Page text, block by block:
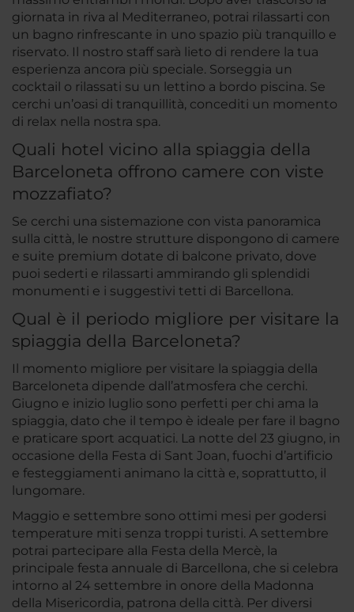
giornata in riva al Mediterraneo, potrai rilassarti con
un bagno rinfrescante in uno spazio più tranquillo e
riservato. Il nostro staff sarà lieto di rendere la tua
esperienza ancora più speciale. Sorseggia un
cocktail o rilassati su un lettino a bordo piscina. Se
cerchi un’oasi di tranquillità, concediti un momento
di relax nella nostra spa.
Quali hotel vicino alla spiaggia della
Barceloneta offrono camere con viste
mozzafiato?
Se cerchi una sistemazione con vista panoramica
sulla città, le nostre strutture dispongono di camere
e suite premium dotate di balcone privato, dove
puoi sederti e rilassarti ammirando gli splendidi
monumenti e i suggestivi tetti di Barcellona.
Qual è il periodo migliore per visitare la
spiaggia della Barceloneta?
Il momento migliore per visitare la spiaggia della
Barceloneta dipende dall’atmosfera che cerchi.
Giugno e inizio luglio sono perfetti per chi ama la
spiaggia, dato che il tempo è ideale per fare il bagno
e praticare sport acquatici. La notte del 23 giugno, in
occasione della Festa di Sant Joan, fuochi d’artificio
e festeggiamenti animano la città e, soprattutto, il
lungomare.
Maggio e settembre sono ottimi mesi per godersi
temperature miti senza troppi turisti. A settembre
potrai partecipare alla Festa della Mercè, la
principale festa annuale di Barcellona, che si celebra
intorno al 24 settembre in onore della Madonna
della Misericordia, patrona della città. Per diversi